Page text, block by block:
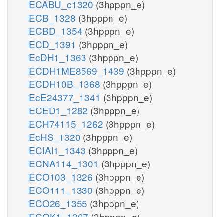
iECABU_c1320 (3hpppn_e)
iECB_1328 (3hpppn_e)
iECBD_1354 (3hpppn_e)
iECD_1391 (3hpppn_e)
iEcDH1_1363 (3hpppn_e)
iECDH1ME8569_1439 (3hpppn_e)
iECDH10B_1368 (3hpppn_e)
iEcE24377_1341 (3hpppn_e)
iECED1_1282 (3hpppn_e)
iECH74115_1262 (3hpppn_e)
iEcHS_1320 (3hpppn_e)
iECIAI1_1343 (3hpppn_e)
iECNA114_1301 (3hpppn_e)
iECO103_1326 (3hpppn_e)
iECO111_1330 (3hpppn_e)
iECO26_1355 (3hpppn_e)